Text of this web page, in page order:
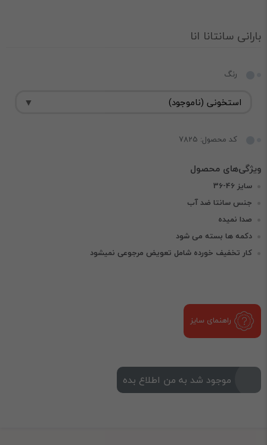
بارانی سانتانا انا
رنگ
کد محصول: 7825
سایز 46-36
جنس سانتا ضد آب
صدا نمیده
دکمه ها بسته می شود
کار تخفیف خورده شامل تعویض مرجوعی نمیشود
راهنمای سایز
موجود شد به من اطلاع بده